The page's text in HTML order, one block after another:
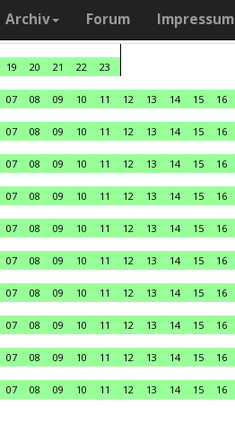
Archiv Forum Impressum
19 20 21 22
23
07 08 09 10 11 12 13 14 15 16
07 08 09 10 11 12 13 14 15 16
07 08 09 10 11 12 13 14 15 16
07 08 09 10 11 12 13 14 15 16
07 08 09 10 11 12 13 14 15 16
07 08 09 10 11 12 13 14 15 16
07 08 09 10 11 12 13 14 15 16
07 08 09 10 11 12 13 14 15 16
07 08 09 10 11 12 13 14 15 16
07 08 09 10 11 12 13 14 15 16